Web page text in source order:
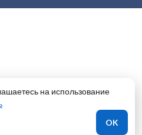
EC1V 2NX
на использование
OK